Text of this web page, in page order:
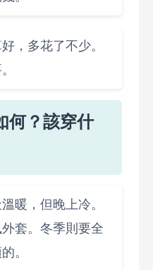
，多花了不少。
何？該穿什
暖，但晚上冷。
套。冬季則要全
。